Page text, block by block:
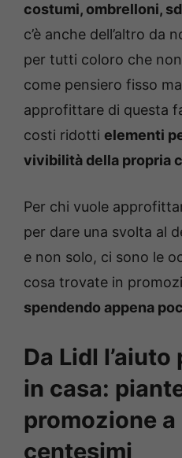
costumi, ombrelloni,
c’è anche dell’altro da
per tutti coloro che
come pensiero fisso
approfittare di questa
costi ridotti elementi
vivibilità della propria
Per chi vuole
per dare una svolta al
e non solo, ci sono le
cosa trovate in
spendendo appena
Da Lidl
in casa:
promozione
centesimi